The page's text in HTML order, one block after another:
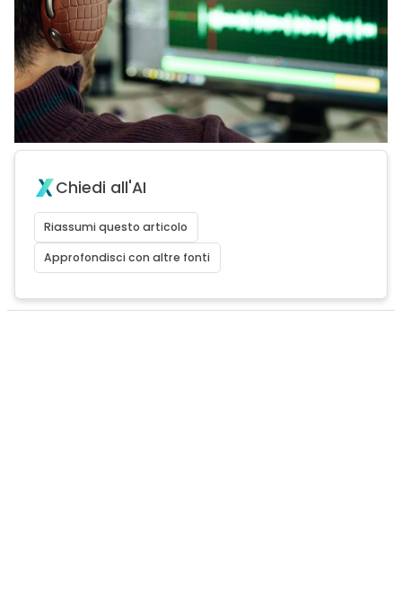
Chiedi all'AI
Riassumi questo articolo
Approfondisci con altre fonti